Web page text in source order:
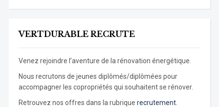
VERTDURABLE RECRUTE
Venez rejoindre l’aventure de la rénovation énergétique.
Nous recrutons de jeunes diplômés/diplômées pour
accompagner les copropriétés qui souhaitent se rénover.
Retrouvez nos offres dans la rubrique recrutement.